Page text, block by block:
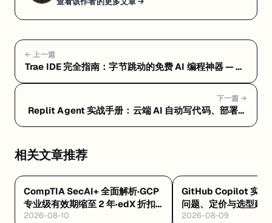
← 上一篇
Trae IDE 完全指南：字节跳动的免费 AI 编程神器 — 常
下一篇 →
Replit Agent 实战手册：云端 AI 自动写代码、部署一
相关文章推荐
CompTIA SecAI+ 全面解析·GCP
专业级有效期缩至 2 年·edX 折扣
码 8/12 到期
2026-08-10
GitHub Copilot 实战
问题、定价与选型建议
2026-08-09